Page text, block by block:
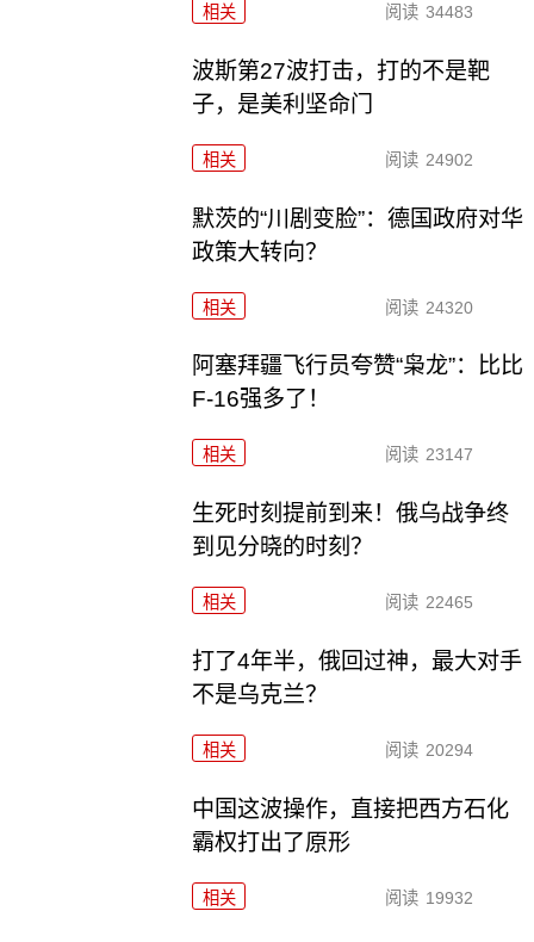
相关 阅读 34483
波斯第27波打击，打的不是靶
子，是美利坚命门
相关 阅读 24902
默茨的“川剧变脸”：德国政府对华
政策大转向？
相关 阅读 24320
阿塞拜疆飞行员夸赞“枭龙”：比比
F-16强多了！
相关 阅读 23147
生死时刻提前到来！俄乌战争终
到见分晓的时刻？
相关 阅读 22465
打了4年半，俄回过神，最大对手
不是乌克兰？
相关 阅读 20294
中国这波操作，直接把西方石化
霸权打出了原形
相关 阅读 19932